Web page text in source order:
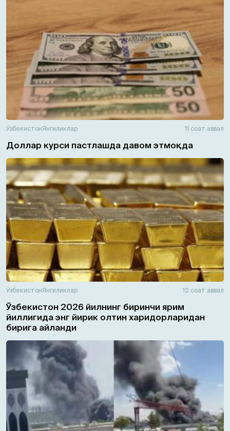
ЎзбекистонЯнгиликлар 11 соат аввал
Доллар курси пастлашда давом этмоқда
ЎзбекистонЯнгиликлар 12 соат аввал
Ўзбекистон 2026 йилнинг биринчи ярим
йиллигида энг йирик олтин харидорларидан
бирига айланди